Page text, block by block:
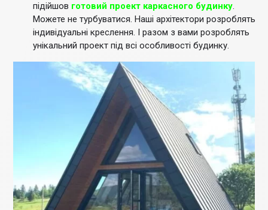
підійшов готовий проект каркасного будинку.
Можете не турбуватися. Наші архітектори розроблять
індивідуальні креслення. І разом з вами розроблять
унікальний проект під всі особливості будинку.